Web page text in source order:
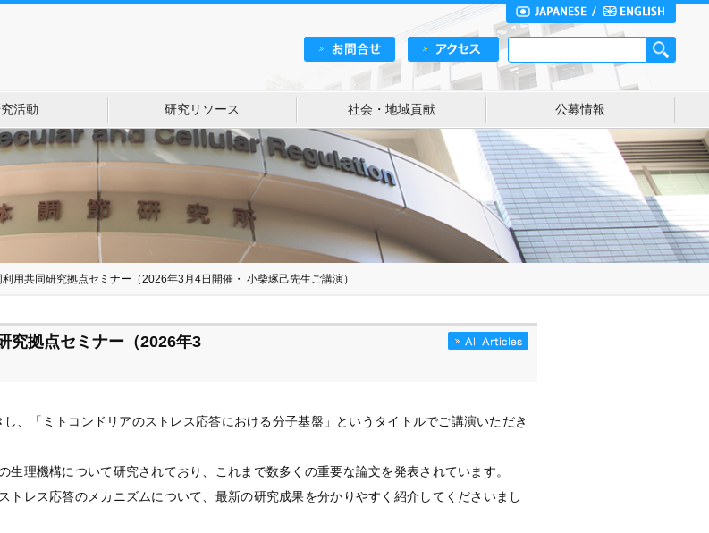
活動 研究リソース 社会・地域貢献 公募情報
用共同研究拠点セミナー（2026年3月4日開催・ 小柴琢己先生ご講演）
究拠点セミナー（2026年3
、「ミトコンドリアのストレス応答における分子基盤」というタイトルでご講演いただき
理機構について研究されており、これまで数多くの重要な論文を発表されています。
トレス応答のメカニズムについて、最新の研究成果を分かりやすく紹介してくださいまし